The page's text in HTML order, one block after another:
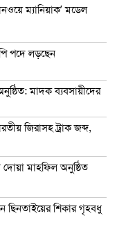
ম্যানিয়াক’ মডেল
পদে লড়ছেন
মাদক ব্যবসায়ীদের
জিরাসহ ট্রাক জব্দ,
দোয়া মাহফিল অনুষ্ঠিত
ছিনতাইয়ের শিকার গৃহবধু